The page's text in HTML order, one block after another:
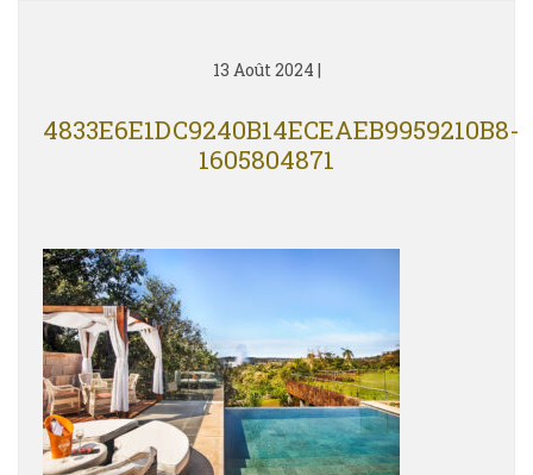
13 Août 2024 |
4833E6E1DC9240B14ECEAEB9959210B8-
1605804871